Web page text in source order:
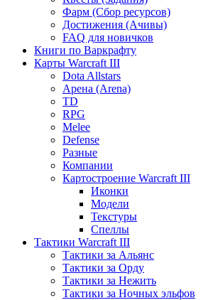
Фарм (Сбор ресурсов)
Достижения (Ачивы)
FAQ для новичков
Книги по Варкрафту
Карты Warcraft III
Dota Allstars
Арена (Arena)
TD
RPG
Melee
Defense
Разные
Компании
Картостроение Warcraft III
Иконки
Модели
Текстуры
Спеллы
Тактики Warcraft III
Тактики за Альянс
Тактики за Орду
Тактики за Нежить
Тактики за Ночных эльфов